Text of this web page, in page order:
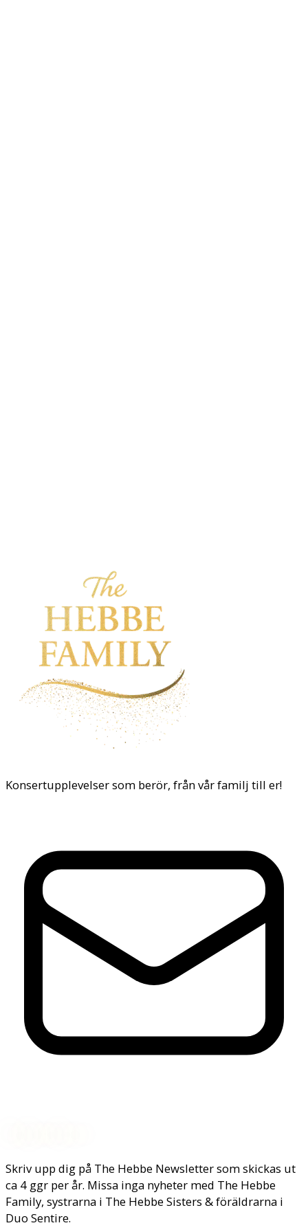
Konsertupplevelser som berör, från vår familj till er!
Skriv upp dig på The Hebbe Newsletter som skickas ut
ca 4 ggr per år. Missa inga nyheter med The Hebbe
Family, systrarna i The Hebbe Sisters & föräldrarna i
Duo Sentire.